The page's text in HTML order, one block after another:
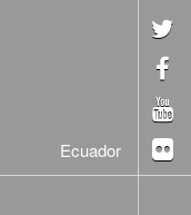
Ecuador